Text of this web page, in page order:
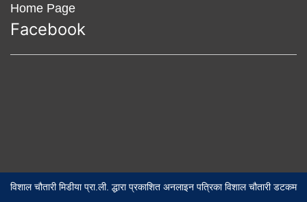
Home Page
Facebook
विशाल चौतारी मिडीया प्रा.ली. द्धारा प्रकाशित अनलाइन पत्रिका विशाल चौतारी डटकम